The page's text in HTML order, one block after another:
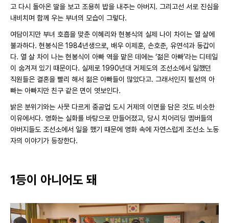
고 다시 돌아온 딸을 보고 조용히 밥을 내주는 아버지. 그리고선 서로 진심을
내비치며 함께 우는 부녀의 모습이 그렇다.
여담이지만 부녀 호흡을 맞춘 이혜리와 현봉식의 실제 나이 차이는 열 살에
불과하다. 현봉식은 1984년생으로, 배우 이제훈, 손호준, 유연석과 동갑이
다. 열 살 차이 나는 현봉식이 아빠 역을 맡은 데에는 ‘젊은 아빠’라는 디테일
이 숨겨져 있기 때문이다. 실제로 1990년대 거제도의 조선소에서 일했던
직원들은 결혼을 빨리 해서 젊은 아빠들이 많았다고. 그래서인지 필선의 아
빠는 아빠지만 친구 같은 면이 엿보인다.
밝은 분위기와는 사뭇 다르게 중공업 도시 거제의 이면을 담은 것도 비슷한
이유에서다. 영화는 실화를 바탕으로 만들어졌고, 당시 치어리딩 멤버들의
아버지들도 조선소에서 일을 했기 때문에 영화 속에 자연스럽게 조선소 노동
자의 이야기가 등장한다.
1등이 아니어도 돼